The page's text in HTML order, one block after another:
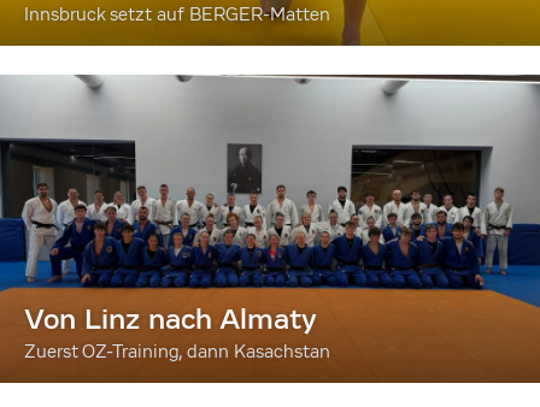
Innsbruck setzt auf BERGER-Matten
Von Linz nach Almaty
Zuerst OZ-Training, dann Kasachstan